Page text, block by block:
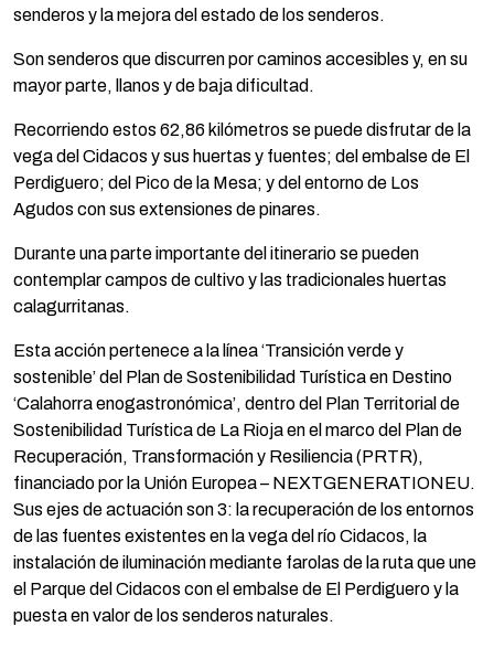
senderos y la mejora del estado de los senderos.
Son senderos que discurren por caminos accesibles y, en su
mayor parte, llanos y de baja dificultad.
Recorriendo estos 62,86 kilómetros se puede disfrutar de la
vega del Cidacos y sus huertas y fuentes; del embalse de El
Perdiguero; del Pico de la Mesa; y del entorno de Los
Agudos con sus extensiones de pinares.
Durante una parte importante del itinerario se pueden
contemplar campos de cultivo y las tradicionales huertas
calagurritanas.
Esta acción pertenece a la línea ‘Transición verde y
sostenible’ del Plan de Sostenibilidad Turística en Destino
‘Calahorra enogastronómica’, dentro del Plan Territorial de
Sostenibilidad Turística de La Rioja en el marco del Plan de
Recuperación, Transformación y Resiliencia (PRTR),
financiado por la Unión Europea – NEXTGENERATIONEU.
Sus ejes de actuación son 3: la recuperación de los entornos
de las fuentes existentes en la vega del río Cidacos, la
instalación de iluminación mediante farolas de la ruta que une
el Parque del Cidacos con el embalse de El Perdiguero y la
puesta en valor de los senderos naturales.